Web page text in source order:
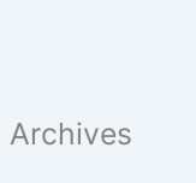
Archives